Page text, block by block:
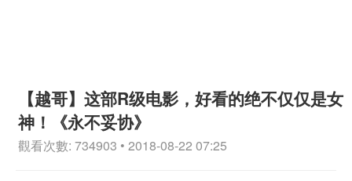
【越哥】这部R级电影，好看的绝不仅仅是女
神！《永不妥协》
觀看次數: 734903 • 2018-08-22 07:25